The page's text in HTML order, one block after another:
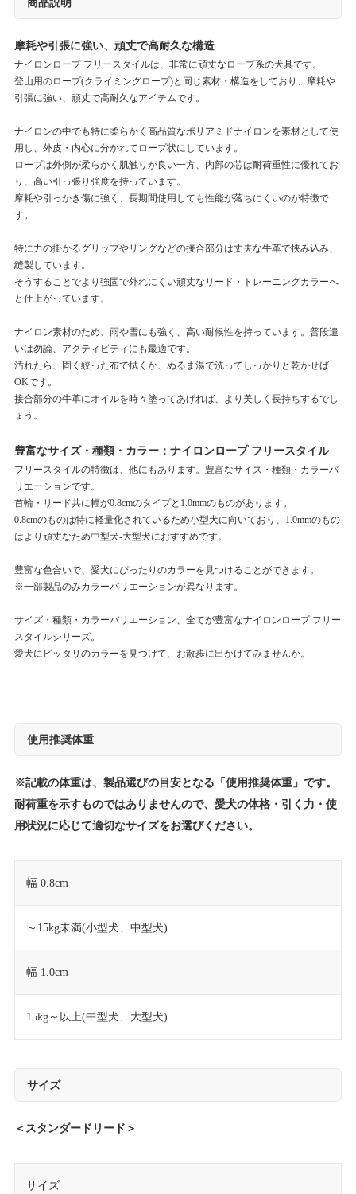
商品説明
摩耗や引張に強い、頑丈で高耐久な構造
ナイロンロープ フリースタイルは、非常に頑丈なロープ系の犬具です。
登山用のロープ(クライミングロープ)と同じ素材・構造をしており、摩耗や
引張に強い、頑丈で高耐久なアイテムです。
ナイロンの中でも特に柔らかく高品質なポリアミドナイロンを素材として使
用し、外皮・内心に分かれてロープ状にしています。
ロープは外側が柔らかく肌触りが良い一方、内部の芯は耐荷重性に優れてお
り、高い引っ張り強度を持っています。
摩耗や引っかき傷に強く、長期間使用しても性能が落ちにくいのが特徴で
す。
特に力の掛かるグリップやリングなどの接合部分は丈夫な牛革で挟み込み、
縫製しています。
そうすることでより強固で外れにくい頑丈なリード・トレーニングカラーへ
と仕上がっています。
ナイロン素材のため、雨や雪にも強く、高い耐候性を持っています。普段遣
いは勿論、アクティビティにも最適です。
汚れたら、固く絞った布で拭くか、ぬるま湯で洗ってしっかりと乾かせば
OKです。
接合部分の牛革にオイルを時々塗ってあげれば、より美しく長持ちするでし
ょう。
豊富なサイズ・種類・カラー：ナイロンロープ フリースタイル
フリースタイルの特徴は、他にもあります。豊富なサイズ・種類・カラーバ
リエーションです。
首輪・リード共に幅が0.8cmのタイプと1.0mmのものがあります。
0.8cmのものは特に軽量化されているため小型犬に向いており、1.0mmのもの
はより頑丈なため中型犬-大型犬におすすめです。
豊富な色合いで、愛犬にぴったりのカラーを見つけることができます。
※一部製品のみカラーバリエーションが異なります。
サイズ・種類・カラーバリエーション、全てが豊富なナイロンロープ フリー
スタイルシリーズ。
愛犬にピッタリのカラーを見つけて、お散歩に出かけてみませんか。
使用推奨体重
※記載の体重は、製品選びの目安となる「使用推奨体重」です。
耐荷重を示すものではありませんので、愛犬の体格・引く力・使
用状況に応じて適切なサイズをお選びください。
幅 0.8cm
～15kg未満(小型犬、中型犬)
幅 1.0cm
15kg～以上(中型犬、大型犬)
サイズ
＜スタンダードリード＞
サイズ